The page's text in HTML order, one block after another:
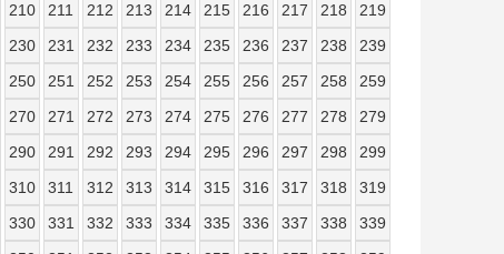
210 211 212 213 214 215 216 217 218
219
230 231 232 233 234 235 236 237 238
239
250 251 252 253 254 255 256 257 258
259
270 271 272 273 274 275 276 277 278
279
290 291 292 293 294 295 296 297 298
299
310 311 312 313 314 315 316 317 318
319
330 331 332 333 334 335 336 337 338
339